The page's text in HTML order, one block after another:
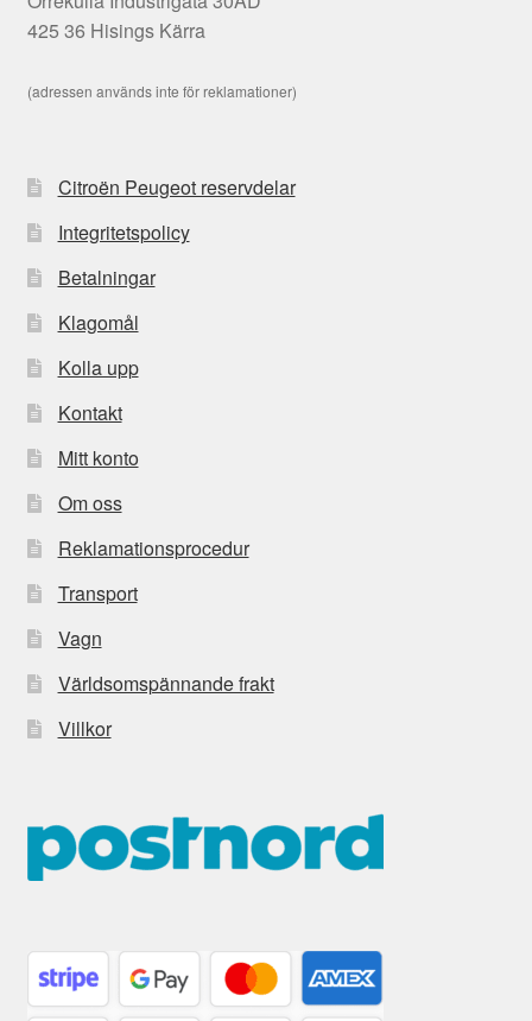
425 36 Hisings Kärra
(adressen används inte för reklamationer)
Citroën Peugeot reservdelar
Integritetspolicy
Betalningar
Klagomål
Kolla upp
Kontakt
Mitt konto
Om oss
Reklamationsprocedur
Transport
Vagn
Världsomspännande frakt
Villkor